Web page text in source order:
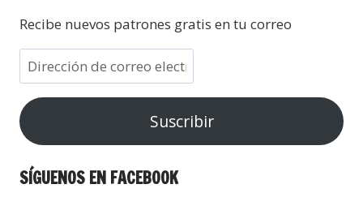
Recibe nuevos patrones gratis en tu correo
Suscribir
SÍGUENOS EN FACEBOOK